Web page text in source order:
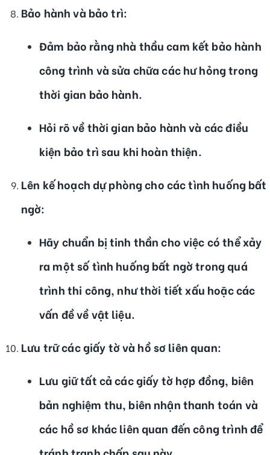
Bảo hành và bảo trì:
Đảm bảo rằng nhà thầu cam kết bảo hành
công trình và sửa chữa các hư hỏng trong
thời gian bảo hành.
Hỏi rõ về thời gian bảo hành và các điều
kiện bảo trì sau khi hoàn thiện.
Lên kế hoạch dự phòng cho các tình huống bất
ngờ:
Hãy chuẩn bị tinh thần cho việc có thể xảy
ra một số tình huống bất ngờ trong quá
trình thi công, như thời tiết xấu hoặc các
vấn đề về vật liệu.
Lưu trữ các giấy tờ và hồ sơ liên quan:
Lưu giữ tất cả các giấy tờ hợp đồng, biên
bản nghiệm thu, biên nhận thanh toán và
các hồ sơ khác liên quan đến công trình để